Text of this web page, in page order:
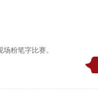
粉笔字比赛。